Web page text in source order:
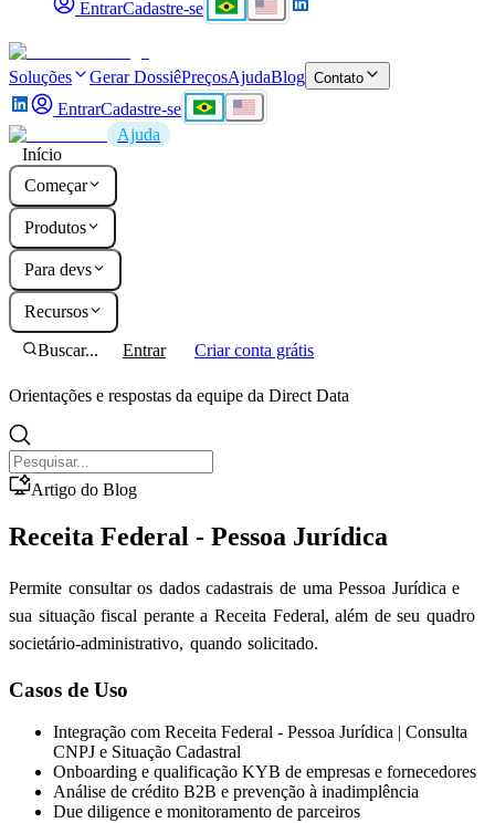
EntrarCadastre-se
Soluções Gerar DossiêPreçosAjudaBlog Contato
EntrarCadastre-se
Ajuda
Início
Começar
Produtos
Para devs
Recursos
Buscar... Entrar Criar conta grátis
Orientações e respostas da equipe da Direct Data
Artigo do Blog
Receita Federal - Pessoa Jurídica
Permite consultar os dados cadastrais de uma Pessoa Jurídica e
sua situação fiscal perante a Receita Federal, além de seu quadro
societário-administrativo, quando solicitado.
Casos de Uso
Integração com Receita Federal - Pessoa Jurídica | Consulta
CNPJ e Situação Cadastral
Onboarding e qualificação KYB de empresas e fornecedores
Análise de crédito B2B e prevenção à inadimplência
Due diligence e monitoramento de parceiros